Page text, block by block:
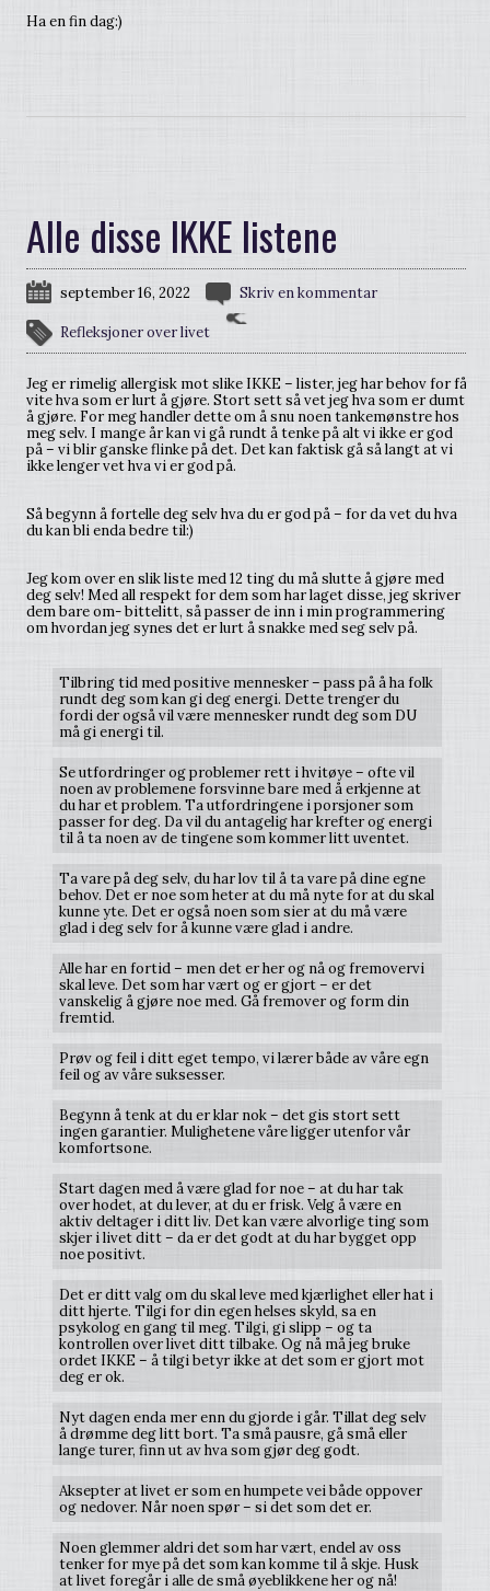
Ha en fin dag:)
Alle disse IKKE listene
september 16, 2022 Skriv en kommentar
Refleksjoner over livet
Jeg er rimelig allergisk mot slike IKKE – lister, jeg har behov for få
vite hva som er lurt å gjøre. Stort sett så vet jeg hva som er dumt
å gjøre. For meg handler dette om å snu noen tankemønstre hos
meg selv. I mange år kan vi gå rundt å tenke på alt vi ikke er god
på – vi blir ganske flinke på det. Det kan faktisk gå så langt at vi
ikke lenger vet hva vi er god på.
Så begynn å fortelle deg selv hva du er god på – for da vet du hva
du kan bli enda bedre til:)
Jeg kom over en slik liste med 12 ting du må slutte å gjøre med
deg selv! Med all respekt for dem som har laget disse, jeg skriver
dem bare om- bittelitt, så passer de inn i min programmering
om hvordan jeg synes det er lurt å snakke med seg selv på.
Tilbring tid med positive mennesker – pass på å ha folk
rundt deg som kan gi deg energi. Dette trenger du
fordi der også vil være mennesker rundt deg som DU
må gi energi til.
Se utfordringer og problemer rett i hvitøye – ofte vil
noen av problemene forsvinne bare med å erkjenne at
du har et problem. Ta utfordringene i porsjoner som
passer for deg. Da vil du antagelig har krefter og energi
til å ta noen av de tingene som kommer litt uventet.
Ta vare på deg selv, du har lov til å ta vare på dine egne
behov. Det er noe som heter at du må nyte for at du skal
kunne yte. Det er også noen som sier at du må være
glad i deg selv for å kunne være glad i andre.
Alle har en fortid – men det er her og nå og fremovervi
skal leve. Det som har vært og er gjort – er det
vanskelig å gjøre noe med. Gå fremover og form din
fremtid.
Prøv og feil i ditt eget tempo, vi lærer både av våre egn
feil og av våre suksesser.
Begynn å tenk at du er klar nok – det gis stort sett
ingen garantier. Mulighetene våre ligger utenfor vår
komfortsone.
Start dagen med å være glad for noe – at du har tak
over hodet, at du lever, at du er frisk. Velg å være en
aktiv deltager i ditt liv. Det kan være alvorlige ting som
skjer i livet ditt – da er det godt at du har bygget opp
noe positivt.
Det er ditt valg om du skal leve med kjærlighet eller hat i
ditt hjerte. Tilgi for din egen helses skyld, sa en
psykolog en gang til meg. Tilgi, gi slipp – og ta
kontrollen over livet ditt tilbake. Og nå må jeg bruke
ordet IKKE – å tilgi betyr ikke at det som er gjort mot
deg er ok.
Nyt dagen enda mer enn du gjorde i går. Tillat deg selv
å drømme deg litt bort. Ta små pausre, gå små eller
lange turer, finn ut av hva som gjør deg godt.
Aksepter at livet er som en humpete vei både oppover
og nedover. Når noen spør – si det som det er.
Noen glemmer aldri det som har vært, endel av oss
tenker for mye på det som kan komme til å skje. Husk
at livet foregår i alle de små øyeblikkene her og nå!